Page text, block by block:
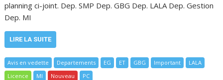
planning ci-joint. Dep. SMP Dep. GBG Dep. LALA Dep. Gestion
Dep. MI
LIRE LA SUITE
Avis en vedette Departements EG ET GBG Important
LALA
Licence
MI Nouveau PC